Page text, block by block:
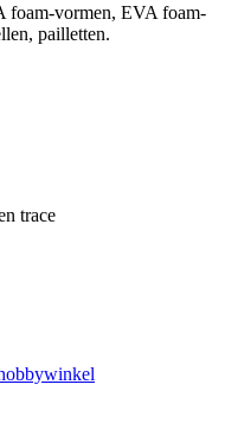
foam-vormen, EVA foam-
pailletten.
trace